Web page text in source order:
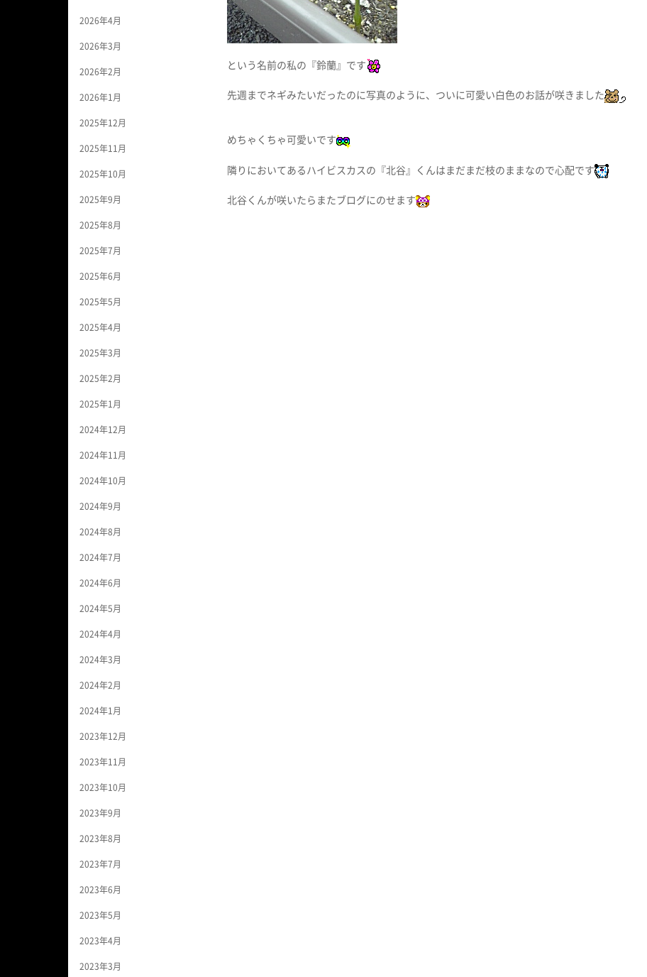
2026年4月
2026年3月
2026年2月
2026年1月
2025年12月
2025年11月
2025年10月
2025年9月
2025年8月
2025年7月
2025年6月
2025年5月
2025年4月
2025年3月
2025年2月
2025年1月
2024年12月
2024年11月
2024年10月
2024年9月
2024年8月
2024年7月
2024年6月
2024年5月
2024年4月
2024年3月
2024年2月
2024年1月
2023年12月
2023年11月
2023年10月
2023年9月
2023年8月
2023年7月
2023年6月
2023年5月
2023年4月
2023年3月
という名前の私の『鈴蘭』です
先週までネギみたいだったのに写真のように、ついに可愛い白色のお話が咲きました
めちゃくちゃ可愛いです
隣りにおいてあるハイビスカスの『北谷』くんはまだまだ枝のままなので心配です
北谷くんが咲いたらまたブログにのせます